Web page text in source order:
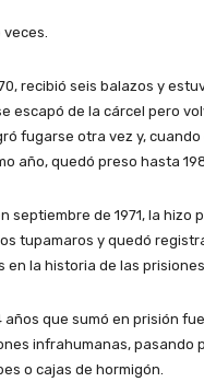
recibió seis balazos y
escapó de la cárcel pero
fugarse otra vez y, cuando
año, quedó preso hasta
septiembre de 1971, la hizo
tupamaros y quedó
en la historia de las
años que sumó en prisión
infrahumanas, pasando
o cajas de hormigón.